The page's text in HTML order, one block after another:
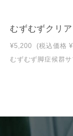
むずむずクリア
¥5,200 (税込価格